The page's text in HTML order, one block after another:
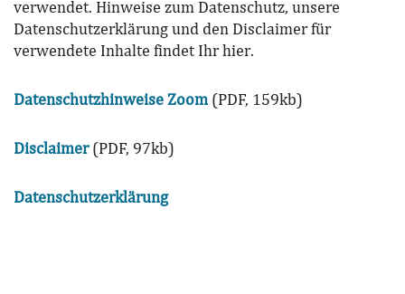
verwendet. Hinweise zum Datenschutz, unsere
Datenschutzerklärung und den Disclaimer für
verwendete Inhalte findet Ihr hier.
Datenschutzhinweise Zoom (PDF, 159kb)
Disclaimer(PDF, 97kb)
Datenschutzerklärung